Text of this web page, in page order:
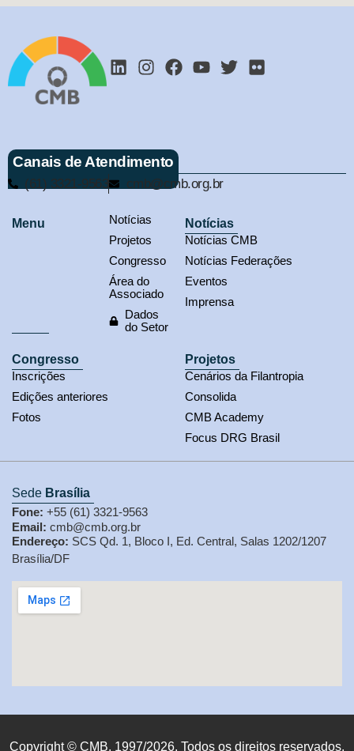
Canais de Atendimento
(61) 3321-9563 cmb@cmb.org.br
Menu
Notícias
Projetos
Congresso
Área do
Associado
Dados
do Setor
Notícias
Notícias CMB
Notícias Federações
Eventos
Imprensa
Congresso
Inscrições
Edições anteriores
Fotos
Projetos
Cenários da Filantropia
Consolida
CMB Academy
Focus DRG Brasil
Sede Brasília
Fone: +55 (61) 3321-9563
Email: cmb@cmb.org.br
Endereço: SCS Qd. 1, Bloco I, Ed. Central, Salas 1202/1207
Brasília/DF
Copyright © CMB, 1997/2026. Todos os direitos reservados.